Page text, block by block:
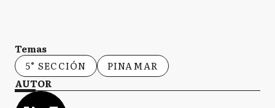
Temas
5° SECCIÓN
PINAMAR
AUTOR